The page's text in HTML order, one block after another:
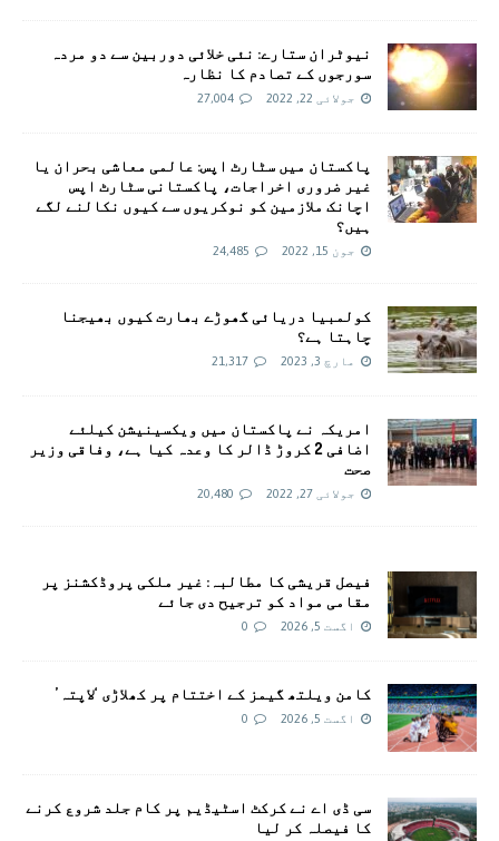
نیوٹران ستارے: نئی خلائی دوربین سے دو مردہ
سورجوں کے تصادم کا نظارہ
جولائی 22, 2022 27,004
پاکستان میں سٹارٹ اپس: عالمی معاشی بحران یا
غیر ضروری اخراجات، پاکستانی سٹارٹ اپس
اچانک ملازمین کو نوکریوں سے کیوں نکالنے لگے
ہیں؟
جون 15, 2022 24,485
کولمبیا دریائی گھوڑے بھارت کیوں بھیجنا
چاہتا ہے؟
مارچ 3, 2023 21,317
امريکہ نے پاکستان میں ویکسینیشن کیلئے
اضافی 2 کروڑ ڈالر کا وعدہ کیا ہے، وفاقی وزیر
صحت
جولائی 27, 2022 20,480
فیصل قریشی کا مطالبہ: غیر ملکی پروڈکشنز پر
مقامی مواد کو ترجیح دی جائے
اگست 5, 2026 0
کامن ویلتھ گیمز کے اختتام پر کھلاڑی ‘لاپتہ’
اگست 5, 2026 0
سی ڈی اے نے کرکٹ اسٹیڈیم پر کام جلد شروع کرنے
کا فیصلہ کر لیا